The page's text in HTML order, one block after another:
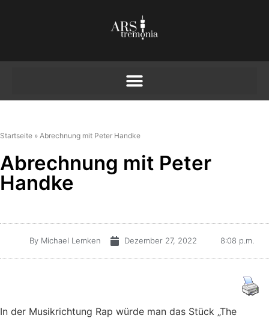
Startseite » Abrechnung mit Peter Handke
Abrechnung mit Peter
Handke
By Michael Lemken Dezember 27, 2022 8:08 p.m.
In der Musikrichtung Rap würde man das Stück „The